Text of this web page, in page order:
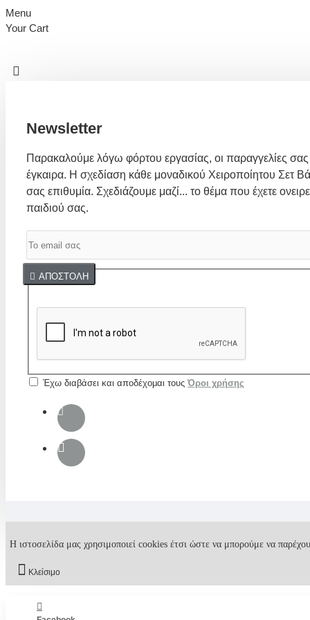
Menu
Your Cart
Newsletter
Παρακαλούμε λόγω φόρτου εργασίας, οι παραγγελίες σας
έγκαιρα. Η σχεδίαση κάθε μοναδικού Χειροποίητου Σετ
σας επιθυμία. Σχεδιάζουμε μαζί... το θέμα που έχετε
παιδιού σας.
ΑΠΟΣΤΟΛΉ
Captcha
Έχω διαβάσει και αποδέχομαι τους Όροι χρήσης
Η ιστοσελίδα μας χρησιμοποιεί cookies έτσι ώστε να μπορούμε να
Κλείσιμο